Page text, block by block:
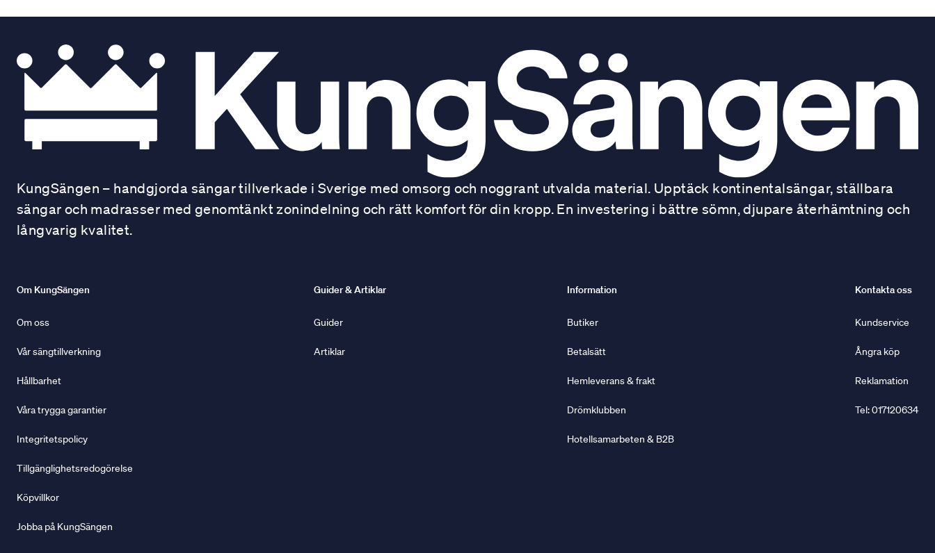
KungSängen – handgjorda sängar tillverkade i Sverige med omsorg och noggrant utvalda material. Upptäck kontinentalsängar, ställbara
sängar och madrasser med genomtänkt zonindelning och rätt komfort för din kropp. En investering i bättre sömn, djupare återhämtning och
långvarig kvalitet.
Om KungSängen
Om oss
Vår sängtillverkning
Hållbarhet
Våra trygga garantier
Integritetspolicy
Tillgänglighetsredogörelse
Köpvillkor
Jobba på KungSängen
Guider & Artiklar
Guider
Artiklar
Information
Butiker
Betalsätt
Hemleverans & frakt
Drömklubben
Hotellsamarbeten & B2B
Kontakta oss
Kundservice
Ångra köp
Reklamation
Tel: 017120634